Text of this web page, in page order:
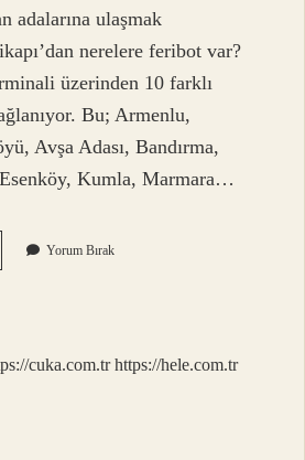
adalarına ulaşmak
nerelere feribot var?
üzerinden 10 farklı
Bu; Armenlu,
Avşa Adası, Bandırma,
Esenköy, Kumla, Marmara…
Yorum Bırak
cuka.com.tr https://hele.com.tr